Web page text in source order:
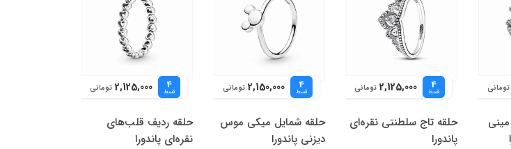
تومانی 4
قسط 2,125,000 تومانی
حلقه تاج سلطنتی نقره‌ای
پاندورا
4
قسط 2,150,000 تومانی
حلقه شمایل میکی موس
دیزنی پاندورا
4
قسط 2,125,000 تومانی
حلقه ردیف قلب‌های
نقره‌ای پاندورا